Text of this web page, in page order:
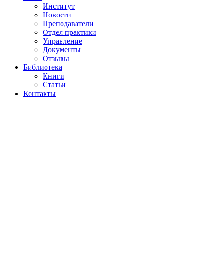
Институт
Новости
Преподаватели
Отдел практики
Управление
Документы
Отзывы
Библиотека
Книги
Статьи
Контакты